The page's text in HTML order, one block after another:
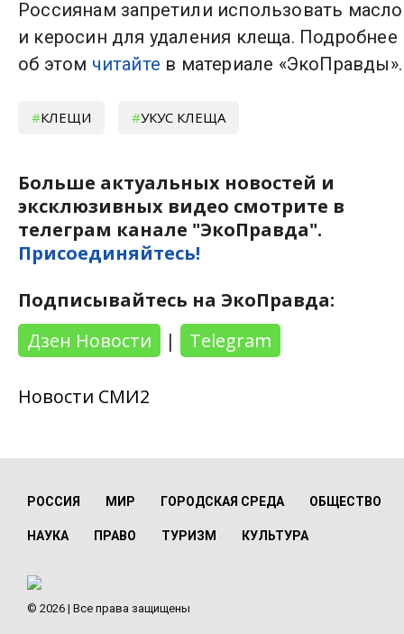
Россиянам запретили использовать масло
и керосин для удаления клеща. Подробнее
об этом читайте в материале «ЭкоПравды».
КЛЕЩИ УКУС КЛЕЩА
Больше актуальных новостей и
эксклюзивных видео смотрите в
телеграм канале "ЭкоПравда".
Присоединяйтесь!
Подписывайтесь на ЭкоПравда:
Дзен Новости
| Telegram
Новости СМИ2
РОССИЯ МИР ГОРОДСКАЯ СРЕДА ОБЩЕСТВО
НАУКА ПРАВО ТУРИЗМ КУЛЬТУРА
© 2026 | Все права защищены